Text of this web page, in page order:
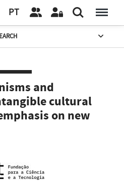
PT
and
cultural
on new